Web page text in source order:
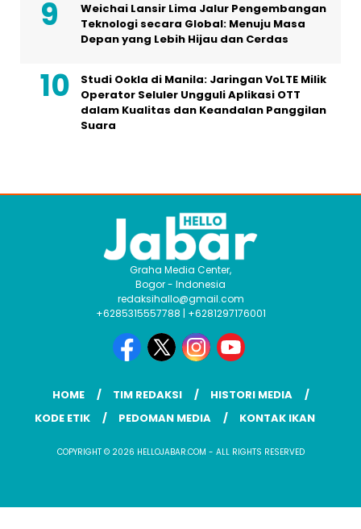
Weichai Lansir Lima Jalur Pengembangan
Teknologi secara Global: Menuju Masa
Depan yang Lebih Hijau dan Cerdas
Studi Ookla di Manila: Jaringan VoLTE Milik
Operator Seluler Ungguli Aplikasi OTT
dalam Kualitas dan Keandalan Panggilan
Suara
Graha Media Center,
Bogor - Indonesia
redaksihallo@gmail.com
+6285315557788 | +6281297176001
HOME TIM REDAKSI
HISTORI MEDIA
KODE ETIK
PEDOMAN MEDIA KONTAK IKAN
COPYRIGHT © 2026 HELLOJABAR.COM - ALL RIGHTS RESERVED